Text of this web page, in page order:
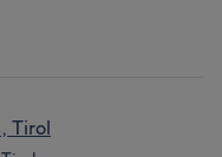
Tirol